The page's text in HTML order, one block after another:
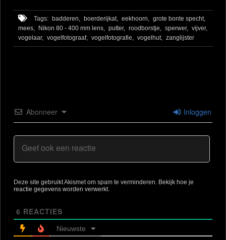
Tags: badderen, boerderijkat, eekhoorn, grote bonte specht,
mees,
Nikon 80 - 400 mm lens, putter, roodborstje, sperwer, vijver,
vogelaar, vogelfotograaf, vogelfotografie, vogelhut, zanglijster
Abonneer Inloggen
Deze site gebruikt Akismet om spam te verminderen. Bekijk hoe je
reactie gegevens worden verwerkt.
6 REACTIES
Nieuwste